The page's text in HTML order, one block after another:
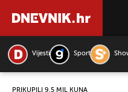
Vijesti Sport
PRIKUPILI 9,5 MIL KUNA
PRETRAŽITE VIJESTI